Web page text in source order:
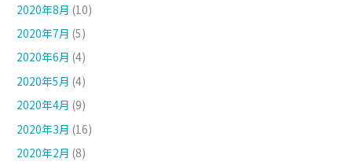
2020年8月 (10)
2020年7月 (5)
2020年6月 (4)
2020年5月 (4)
2020年4月 (9)
2020年3月 (16)
2020年2月 (8)